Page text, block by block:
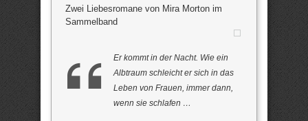
Zwei Liebesromane von Mira Morton im
Sammelband
Er kommt in der Nacht. Wie ein
Albtraum schleicht er sich in das
Leben von Frauen, immer dann,
wenn sie schlafen …